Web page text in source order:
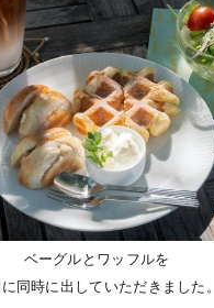
ベーグルとワッフルを
同時に出していただきました。